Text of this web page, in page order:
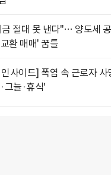
절대 못 낸다"… 양도세
환 매매' 꿈틀
사이드] 폭염 속 근로자
그늘·휴식'